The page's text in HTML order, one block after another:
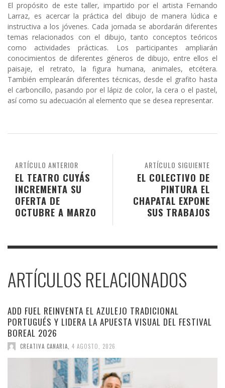
El propósito de este taller, impartido por el artista Fernando
Larraz, es acercar la práctica del dibujo de manera lúdica e
instructiva a los jóvenes. Cada jornada se abordarán diferentes
temas relacionados con el dibujo, tanto conceptos teóricos
como actividades prácticas. Los participantes ampliarán
conocimientos de diferentes géneros de dibujo, entre ellos el
paisaje, el retrato, la figura humana, animales, etcétera.
También emplearán diferentes técnicas, desde el grafito hasta
el carboncillo, pasando por el lápiz de color, la cera o el pastel,
así como su adecuación al elemento que se desea representar.
ARTÍCULO SIGUIENTE
EL COLECTIVO DE
PINTURA EL
CHAPATAL EXPONE
SUS TRABAJOS
ARTÍCULO ANTERIOR
EL TEATRO CUYÁS
INCREMENTA SU
OFERTA DE
OCTUBRE A MARZO
ARTÍCULOS RELACIONADOS
ADD FUEL REINVENTA EL AZULEJO TRADICIONAL
PORTUGUÉS Y LIDERA LA APUESTA VISUAL DEL FESTIVAL
BOREAL 2026
CREATIVA CANARIA 4 AGOSTO, 2026